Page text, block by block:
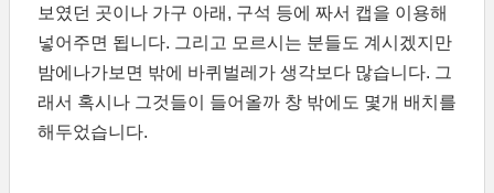
보였던 곳이나 가구 아래, 구석 등에 짜서 캡을 이용해
넣어주면 됩니다. 그리고 모르시는 분들도 계시겠지만
밤에나가보면 밖에 바퀴벌레가 생각보다 많습니다. 그
래서 혹시나 그것들이 들어올까 창 밖에도 몇개 배치를
해두었습니다.